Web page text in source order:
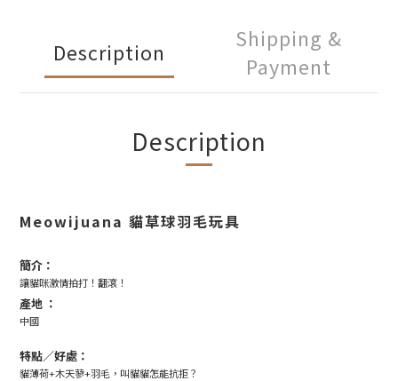
Description
Shipping &
Payment
Description
Meowijuana 貓草球羽毛玩具
簡介：
讓貓咪激情拍打！翻滾！
產地 ：
中國
特點／好處：
貓薄荷+木天蓼+羽毛，叫貓貓怎能抗拒？